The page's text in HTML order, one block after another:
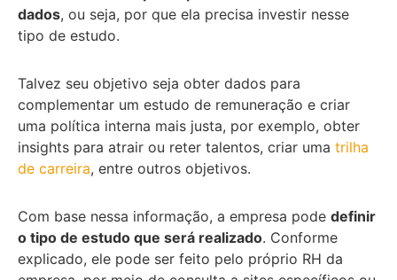
dados, ou seja, por que ela precisa investir nesse
tipo de estudo.
Talvez seu objetivo seja obter dados para
complementar um estudo de remuneração e criar
uma política interna mais justa, por exemplo, obter
insights para atrair ou reter talentos, criar uma trilha
de carreira, entre outros objetivos.
Com base nessa informação, a empresa pode definir
o tipo de estudo que será realizado. Conforme
explicado, ele pode ser feito pelo próprio RH da